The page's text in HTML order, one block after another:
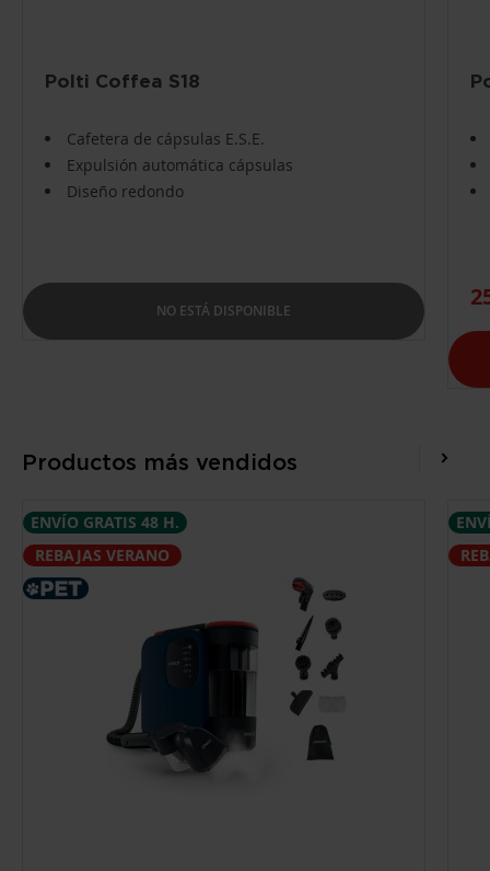
Polti Coffea S18
Cafetera de cápsulas E.S.E.
Expulsión automática cápsulas
Diseño redondo
NO ESTÁ DISPONIBLE
Productos más vendidos
ENVÍO GRATIS 48 H.
REBAJAS VERANO